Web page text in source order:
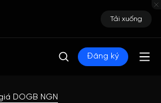
Tải xuống
Đăng ký
DOGB NGN